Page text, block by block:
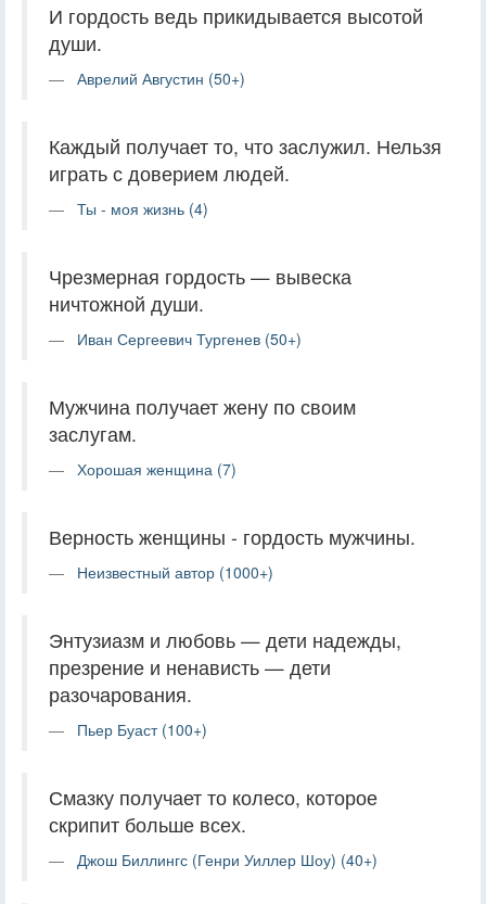
И гордость ведь прикидывается высотой
души.
Аврелий Августин (50+)
Каждый получает то, что заслужил. Нельзя
играть с доверием людей.
Ты - моя жизнь (4)
Чрезмерная гордость — вывеска
ничтожной души.
Иван Сергеевич Тургенев (50+)
Мужчина получает жену по своим
заслугам.
Хорошая женщина (7)
Верность женщины - гордость мужчины.
Неизвестный автор (1000+)
Энтузиазм и любовь — дети надежды,
презрение и ненависть — дети
разочарования.
Пьер Буаст (100+)
Смазку получает то колесо, которое
скрипит больше всех.
Джош Биллингс (Генри Уиллер Шоу) (40+)